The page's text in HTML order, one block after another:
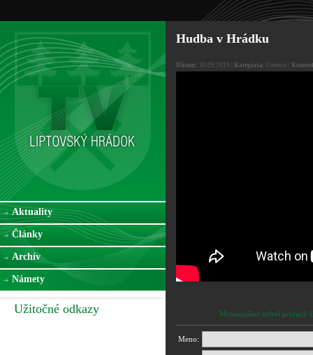
Aktuality
Články
Archív
Námety
Užitočné odkazy
Hudba v Hrádku
Dátum: 30.09.2019 | Kategória: Umenie |
Momentálne nebol pridaný
Meno: